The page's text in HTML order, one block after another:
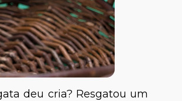
deu cria? Resgatou um